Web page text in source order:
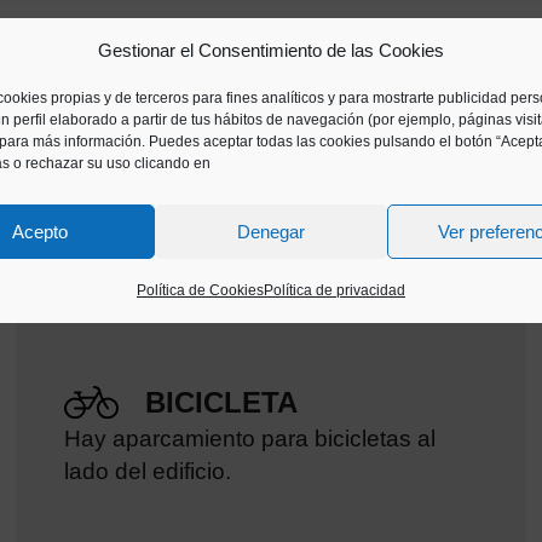
Gestionar el Consentimiento de las Cookies
propias y de terceros para fines analíticos y para mostrarte publicidad
perfil elaborado a partir de tus hábitos de navegación (por ejemplo, páginas
para más información. Puedes aceptar todas las cookies pulsando el botón
o rechazar su uso clicando en
Acepto Denegar Ver
Política de CookiesPolítica de privacidad
en nuestra oferta, contacta con el
contenidos que estéis trabajando en las aulas.
BICICLETA
Hay aparcamiento para bicicletas al
lado del edificio.